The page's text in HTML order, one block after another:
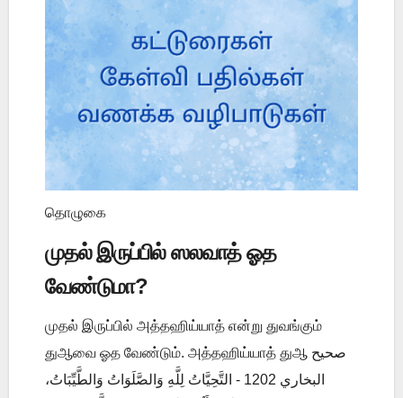
தொழுகை
முதல் இருப்பில் ஸலவாத் ஓத
வேண்டுமா?
முதல் இருப்பில் அத்தஹிய்யாத் என்று துவங்கும்
துஆவை ஓத வேண்டும். அத்தஹிய்யாத் துஆ صحيح
البخاري 1202 - التَّحِيَّاتُ لِلَّهِ وَالصَّلَوَاتُ وَالطَّيِّبَاتُ،